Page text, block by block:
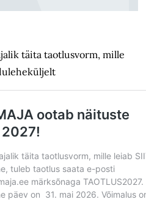
täita taotlusvorm, mille